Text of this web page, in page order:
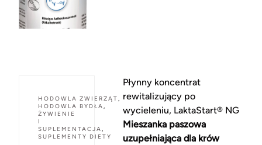
HODOWLA ZWIERZĄT,
HODOWLA BYDŁA,
ŻYWIENIE
I
SUPLEMENTACJA,
SUPLEMENTY DIETY
Płynny koncentrat
rewitalizujący po
wycieleniu, LaktaStart® NG
Mieszanka paszowa
uzupełniająca dla krów